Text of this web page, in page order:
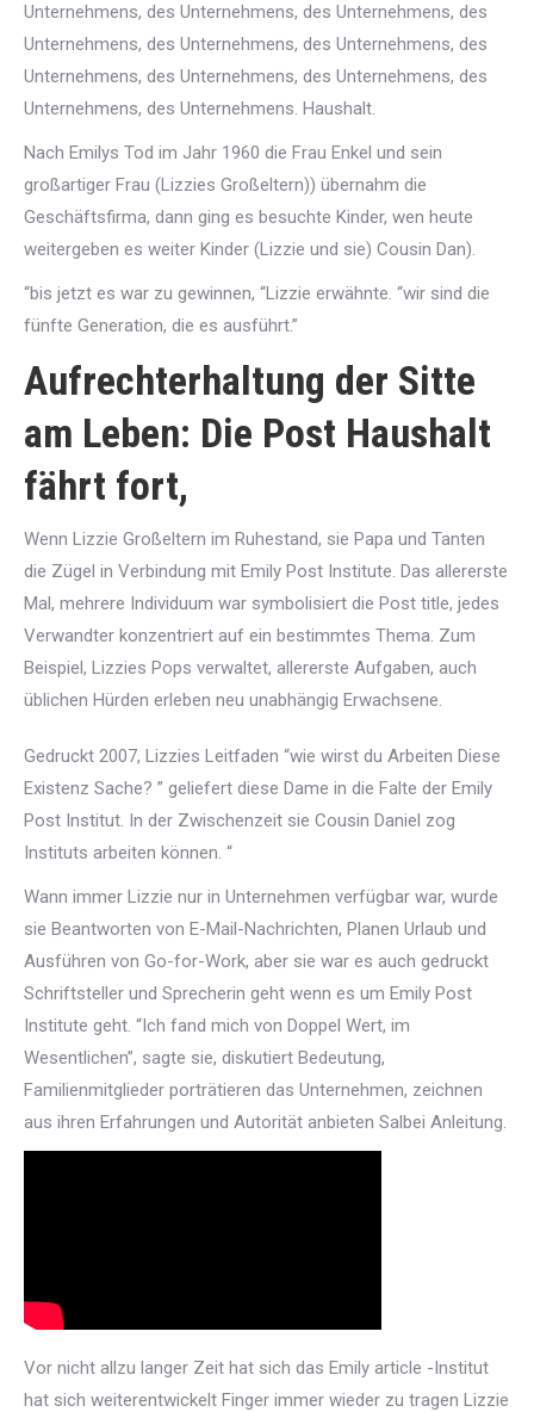
Unternehmens, des Unternehmens, des Unternehmens, des
Unternehmens, des Unternehmens, des Unternehmens, des
Unternehmens, des Unternehmens, des Unternehmens, des
Unternehmens, des Unternehmens. Haushalt.
Nach Emilys Tod im Jahr 1960 die Frau Enkel und sein
großartiger Frau (Lizzies Großeltern)) übernahm die
Geschäftsfirma, dann ging es besuchte Kinder, wen heute
weitergeben es weiter Kinder (Lizzie und sie) Cousin Dan).
“bis jetzt es war zu gewinnen, “Lizzie erwähnte. “wir sind die
fünfte Generation, die es ausführt.”
Aufrechterhaltung der Sitte
am Leben: Die Post Haushalt
fährt fort,
Wenn Lizzie Großeltern im Ruhestand, sie Papa und Tanten
die Zügel in Verbindung mit Emily Post Institute. Das allererste
Mal, mehrere Individuum war symbolisiert die Post title, jedes
Verwandter konzentriert auf ein bestimmtes Thema. Zum
Beispiel, Lizzies Pops verwaltet, allererste Aufgaben, auch
üblichen Hürden erleben neu unabhängig Erwachsene.
Gedruckt 2007, Lizzies Leitfaden “wie wirst du Arbeiten Diese
Existenz Sache? ” geliefert diese Dame in die Falte der Emily
Post Institut. In der Zwischenzeit sie Cousin Daniel zog
Instituts arbeiten können. “
Wann immer Lizzie nur in Unternehmen verfügbar war, wurde
sie Beantworten von E-Mail-Nachrichten, Planen Urlaub und
Ausführen von Go-for-Work, aber sie war es auch gedruckt
Schriftsteller und Sprecherin geht wenn es um Emily Post
Institute geht. “Ich fand mich von Doppel Wert, im
Wesentlichen”, sagte sie, diskutiert Bedeutung,
Familienmitglieder porträtieren das Unternehmen, zeichnen
aus ihren Erfahrungen und Autorität anbieten Salbei Anleitung.
Vor nicht allzu langer Zeit hat sich das Emily article -Institut
hat sich weiterentwickelt Finger immer wieder zu tragen Lizzie